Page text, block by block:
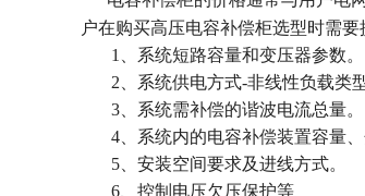
户在购买高压电容补偿柜选型时需要
1、系统短路容量和变压器参数。
2、系统供电方式-非线性负载类型
3、系统需补偿的谐波电流总量。
4、系统内的电容补偿装置容量、
5、安装空间要求及进线方式。
6、控制电压欠压保护等